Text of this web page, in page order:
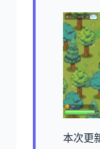
本次更